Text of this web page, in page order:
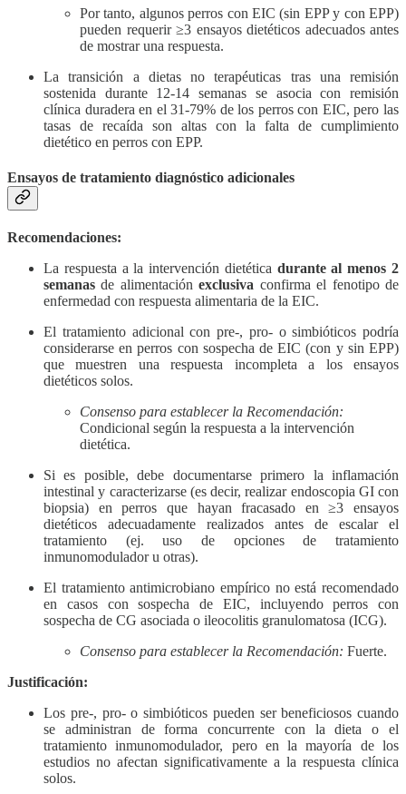
Por tanto, algunos perros con EIC (sin EPP y con EPP)
pueden requerir ≥3 ensayos dietéticos adecuados antes
de mostrar una respuesta.
La transición a dietas no terapéuticas tras una remisión
sostenida durante 12-14 semanas se asocia con remisión
clínica duradera en el 31-79% de los perros con EIC, pero las
tasas de recaída son altas con la falta de cumplimiento
dietético en perros con EPP.
Ensayos de tratamiento diagnóstico adicionales
Recomendaciones:
La respuesta a la intervención dietética durante al menos 2
semanasde alimentaciónexclusiva confirma el fenotipo de
enfermedad con respuesta alimentaria de la EIC.
El tratamiento adicional con pre-, pro- o simbióticos podría
considerarse en perros con sospecha de EIC (con y sin EPP)
que muestren una respuesta incompleta a los ensayos
dietéticos solos.
Consenso para establecer la Recomendación:
Condicional según la respuesta a la intervención
dietética.
Si es posible, debe documentarse primero la inflamación
intestinal y caracterizarse (es decir, realizar endoscopia GI con
biopsia) en perros que hayan fracasado en ≥3 ensayos
dietéticos adecuadamente realizados antes de escalar el
tratamiento (ej. uso de opciones de tratamiento
inmunomodulador u otras).
El tratamiento antimicrobiano empírico no está recomendado
en casos con sospecha de EIC, incluyendo perros con
sospecha de CG asociada o ileocolitis granulomatosa (ICG).
Consenso para establecer la Recomendación: Fuerte.
Justificación:
Los pre-, pro- o simbióticos pueden ser beneficiosos cuando
se administran de forma concurrente con la dieta o el
tratamiento inmunomodulador, pero en la mayoría de los
estudios no afectan significativamente a la respuesta clínica
solos.